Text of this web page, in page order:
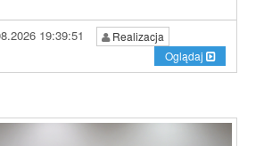
19:39:51
Realizacja
Oglądaj